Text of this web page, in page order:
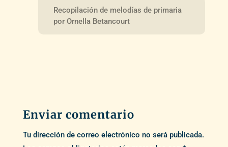
Recopilación de melodías de primaria
por Ornella Betancourt
Enviar comentario
Tu dirección de correo electrónico no será publicada.